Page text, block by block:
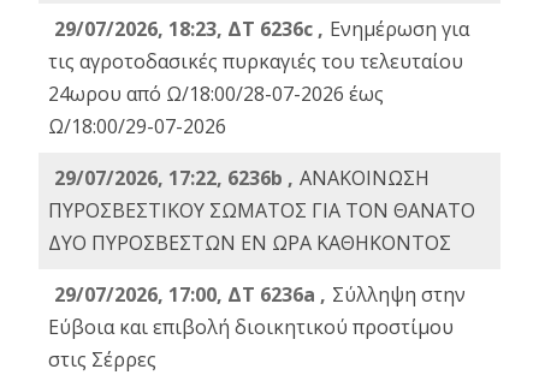
29/07/2026, 18:23, ΔΤ 6236c , Ενημέρωση για
τις αγροτοδασικές πυρκαγιές του τελευταίου
24ωρου από Ω/18:00/28-07-2026 έως
Ω/18:00/29-07-2026
29/07/2026, 17:22, 6236b , ΑΝΑΚΟΙΝΩΣΗ
ΠΥΡΟΣΒΕΣΤΙΚΟΥ ΣΩΜΑΤΟΣ ΓΙΑ ΤΟΝ ΘΑΝΑΤΟ
ΔΥΟ ΠΥΡΟΣΒΕΣΤΩΝ ΕΝ ΩΡΑ ΚΑΘΗΚΟΝΤΟΣ
29/07/2026, 17:00, ΔΤ 6236a , Σύλληψη στην
Εύβοια και επιβολή διοικητικού προστίμου
στις Σέρρες